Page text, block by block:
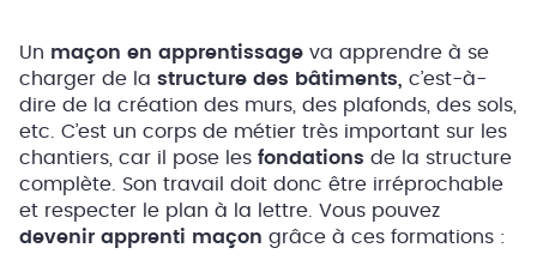
Un maçon en apprentissage va apprendre à se
charger de la structure des bâtiments,
c’est-à-
dire de la création des murs, des plafonds, des sols,
etc. C’est un corps de métier très important sur les
chantiers, car il pose les fondations de la structure
complète. Son travail doit donc être irréprochable
et respecter le plan à la lettre. Vous pouvez
devenir apprenti maçon grâce à ces formations :